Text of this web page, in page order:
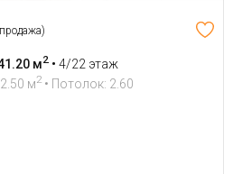
м2 • 4/22 этаж
м2 • Потолок: 2.60